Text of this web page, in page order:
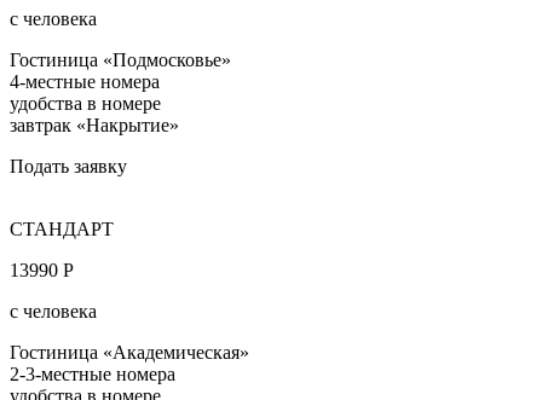
с человека
Гостиница «Подмосковье»
4-местные номера
удобства в номере
завтрак «Накрытие»
Подать заявку
СТАНДАРТ
13990 Р
с человека
Гостиница «Академическая»
2-3-местные номера
удобства в номере